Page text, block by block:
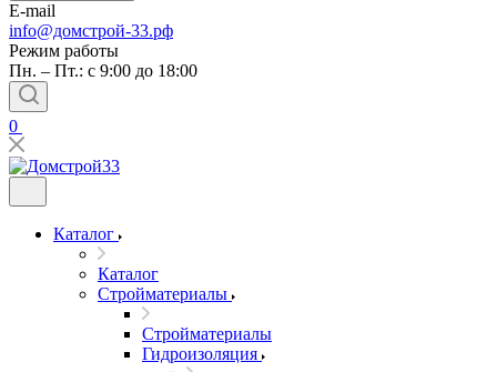
E-mail
info@домстрой-33.рф
Режим работы
Пн. – Пт.: с 9:00 до 18:00
0
Каталог
Каталог
Стройматериалы
Стройматериалы
Гидроизоляция